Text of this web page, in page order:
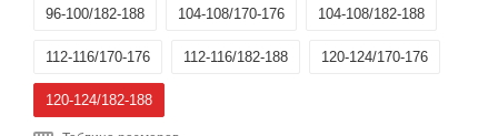
96-100/182-188 104-108/170-176 104-108/182-188
112-116/170-176 112-116/182-188 120-124/170-176
120-124/182-188